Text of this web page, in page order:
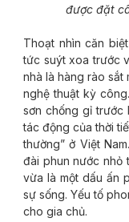
được đặt
Thoạt nhìn căn
tức suýt xoa trước
nhà là hàng rào sắt
nghệ thuật kỳ
sơn chống gỉ trước
tác động của thời
thường” ở Việt
đài phun nước nhỏ
vừa là một dấu ấn
sự sống. Yếu tố
cho gia chủ.